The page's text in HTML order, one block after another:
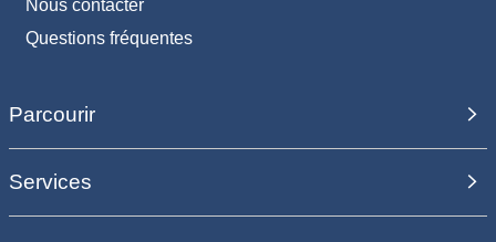
Nous contacter
Questions fréquentes
Parcourir
Services